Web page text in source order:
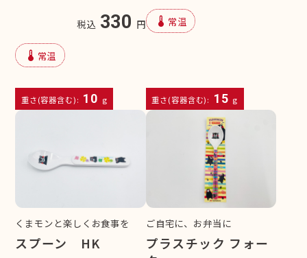
税込 330 円
device_thermostat 常温
重さ(容器含む): 10 g
device_thermostat 常温
重さ(容器含む): 15 g
くまモンと楽しくお食事を
スプーン HK
ご自宅に、お弁当に
プラスチック フォー